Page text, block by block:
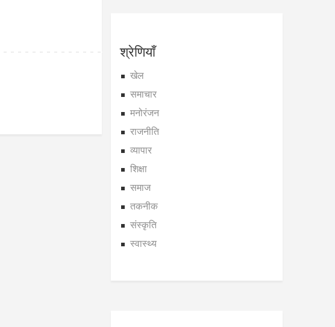
श्रेणियाँ
खेल
समाचार
मनोरंजन
राजनीति
व्यापार
शिक्षा
समाज
तकनीक
संस्कृति
स्वास्थ्य